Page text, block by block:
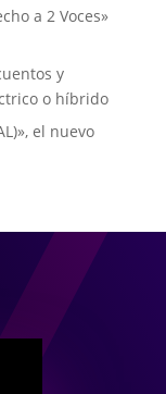
a 2 Voces»
y
o híbrido
el nuevo